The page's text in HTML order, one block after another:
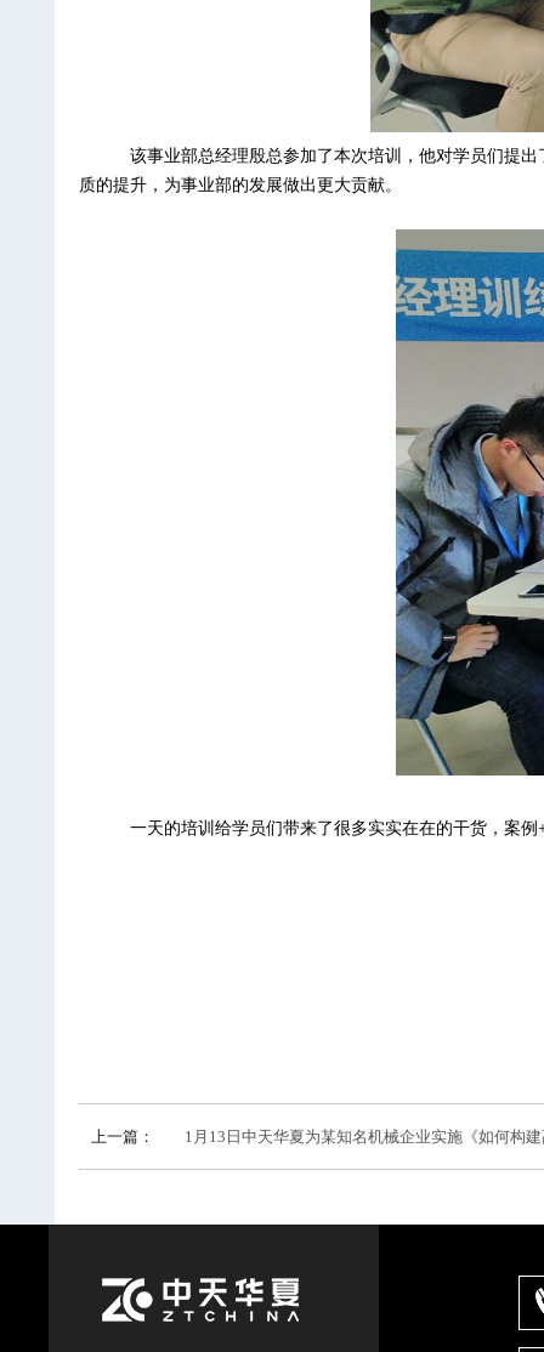
该事业部总经理殷总参加了本次培训，他对学员们提
质的提升，为事业部的发展做出更大贡献。
一天的培训给学员们带来了很多实实在在的干货，案
上一篇： 1月13日中天华夏为某知名机械企业实施《如何构